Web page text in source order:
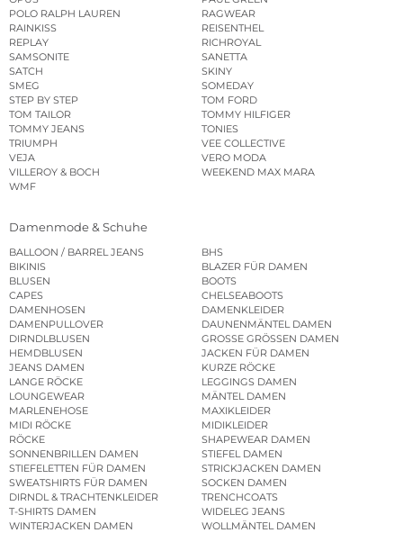
POLO RALPH LAUREN
RAGWEAR
RAINKISS
REISENTHEL
REPLAY
RICHROYAL
SAMSONITE
SANETTA
SATCH
SKINY
SMEG
SOMEDAY
STEP BY STEP
TOM FORD
TOM TAILOR
TOMMY HILFIGER
TOMMY JEANS
TONIES
TRIUMPH
VEE COLLECTIVE
VEJA
VERO MODA
VILLEROY & BOCH
WEEKEND MAX MARA
WMF
Damenmode & Schuhe
BALLOON / BARREL JEANS
BHS
BIKINIS
BLAZER FÜR DAMEN
BLUSEN
BOOTS
CAPES
CHELSEABOOTS
DAMENHOSEN
DAMENKLEIDER
DAMENPULLOVER
DAUNENMÄNTEL DAMEN
DIRNDLBLUSEN
GROSSE GRÖSSEN DAMEN
HEMDBLUSEN
JACKEN FÜR DAMEN
JEANS DAMEN
KURZE RÖCKE
LANGE RÖCKE
LEGGINGS DAMEN
LOUNGEWEAR
MÄNTEL DAMEN
MARLENEHOSE
MAXIKLEIDER
MIDI RÖCKE
MIDIKLEIDER
RÖCKE
SHAPEWEAR DAMEN
SONNENBRILLEN DAMEN
STIEFEL DAMEN
STIEFELETTEN FÜR DAMEN
STRICKJACKEN DAMEN
SWEATSHIRTS FÜR DAMEN
SOCKEN DAMEN
DIRNDL & TRACHTENKLEIDER
TRENCHCOATS
T-SHIRTS DAMEN
WIDELEG JEANS
WINTERJACKEN DAMEN
WOLLMÄNTEL DAMEN